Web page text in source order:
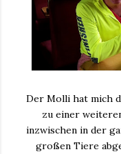
Der Molli hat mich
zu einer
inzwischen in der
großen Tiere